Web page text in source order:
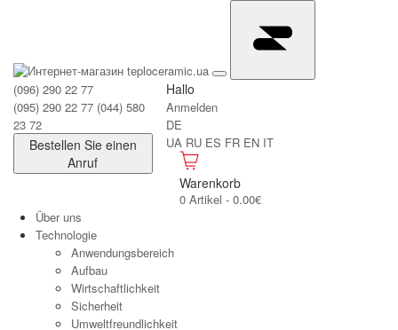
(096) 290 22 77
(095) 290 22 77 (044) 580
23 72
Bestellen Sie einen
Anruf
Hallo
Anmelden
DE
UA RU ES FR EN IT
Warenkorb
0 Artikel - 0.00€
Über uns
Technologie
Anwendungsbereich
Aufbau
Wirtschaftlichkeit
Sicherheit
Umweltfreundlichkeit